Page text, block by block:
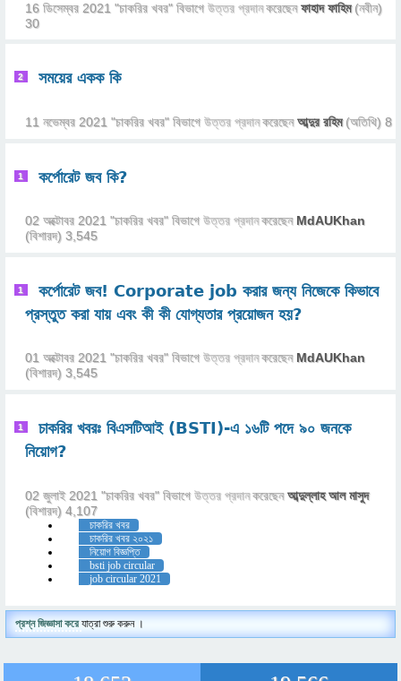
16 ডিসেম্বর 2021 "চাকরির খবর" বিভাগে উত্তর প্রদানকরেছেনফাহাদ ফাহিম (নবীন)
30
2 সময়ের একক কি
11 নভেম্বর 2021 "চাকরির খবর" বিভাগে উত্তর প্রদানকরেছেনআব্দুর রহিম (অতিথি) 8
1 কর্পোরেট জব কি?
02 অক্টোবর 2021 "চাকরির খবর" বিভাগে উত্তর প্রদানকরেছেন MdAUKhan
(বিশারদ) 3,545
1
কর্পোরেট জব! Corporate job করার জন্য নিজেকে কিভাবে
প্রস্তুত করা যায় এবং কী কী যোগ্যতার প্রয়োজন হয়?
01 অক্টোবর 2021 "চাকরির খবর" বিভাগে উত্তর প্রদানকরেছেন MdAUKhan
(বিশারদ) 3,545
1
চাকরির খবরঃ বিএসটিআই (BSTI)-এ ১৬টি পদে ৯০ জনকে
নিয়োগ?
02 জুলাই 2021 "চাকরির খবর" বিভাগে উত্তর প্রদানকরেছেনআব্দুল্লাহ আল মাসুদ
(বিশারদ) 4,107
চাকরির খবর
চাকরির খবর ২০২১
নিয়োগ বিজ্ঞপ্তি
bsti job circular
job circular 2021
প্রশ্ন জিজ্ঞাসা করেযাত্রা শুরু করুন ।